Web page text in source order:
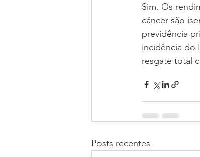
Sim. Os
câncer são
previdência
incidência do
resgate total
Posts recentes